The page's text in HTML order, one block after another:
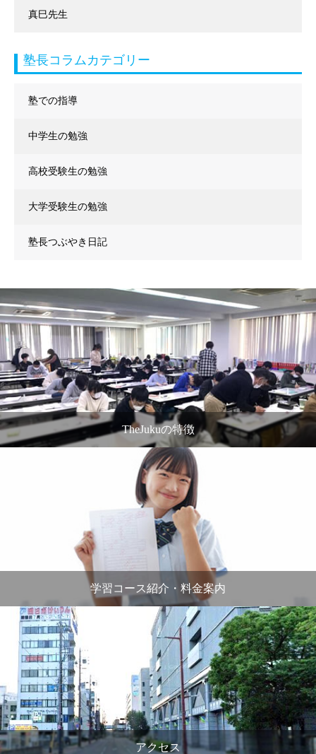
真巳先生
塾長コラムカテゴリー
塾での指導
中学生の勉強
高校受験生の勉強
大学受験生の勉強
塾長つぶやき日記
TheJukuの特徴
学習コース紹介・料金案内
アクセス